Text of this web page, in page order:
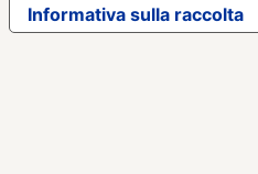
Informativa sulla raccolta